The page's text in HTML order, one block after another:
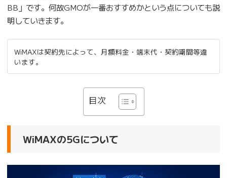
BB」です。何故GMOが一番おすすめかという点についても説
明していきます。
WiMAXは契約先によって、月額料金・端末代・契約期間等違
います。
目次
WiMAXの5Gについて